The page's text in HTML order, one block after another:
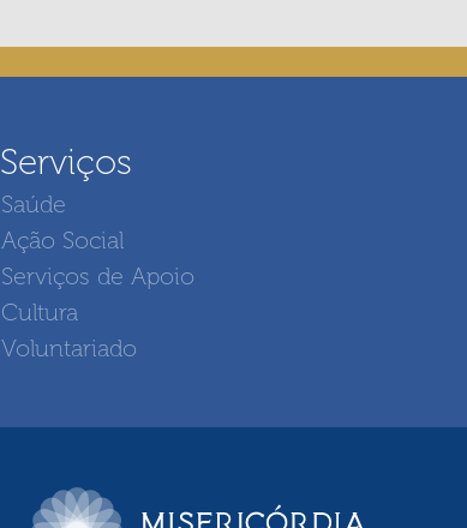
Serviços
Saúde
Ação Social
Serviços de Apoio
Cultura
Voluntariado